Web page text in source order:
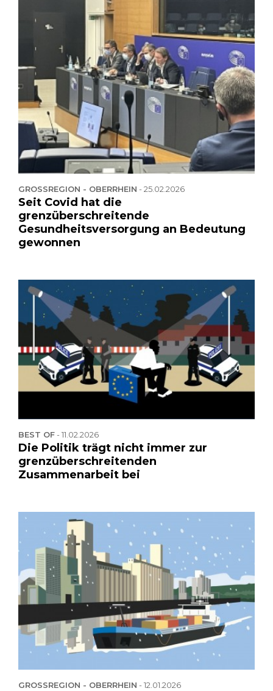
GROSSREGION - OBERRHEIN -25.02.2026
Seit Covid hat die
grenzüberschreitende
Gesundheitsversorgung an Bedeutung
gewonnen
BEST OF-11.02.2026
Die Politik trägt nicht immer zur
grenzüberschreitenden
Zusammenarbeit bei
GROSSREGION - OBERRHEIN -12.01.2026